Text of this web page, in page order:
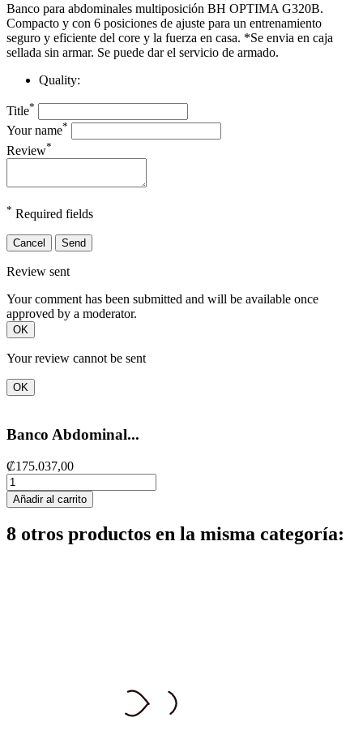
Banco para abdominales multiposición BH OPTIMA G320B.
Compacto y con 6 posiciones de ajuste para un entrenamiento
seguro y eficiente del core y la fuerza en casa. *Se envia en caja
sellada sin armar. Se puede dar el servicio de armado.
Quality:
Title*
Your name*
Review*
* Required fields
Cancel Send
Review sent
Your comment has been submitted and will be available once
approved by a moderator.
OK
Your review cannot be sent
OK
Banco Abdominal...
₡175.037,00
Añadir al carrito
8 otros productos en la misma categoría: